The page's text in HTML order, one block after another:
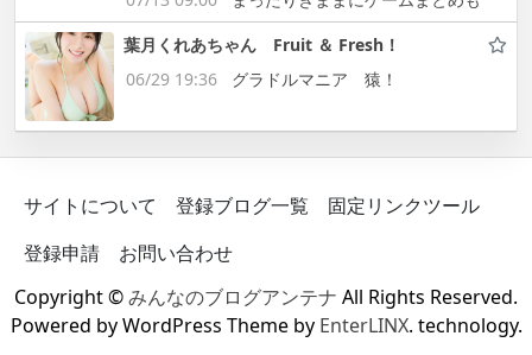
葉月くれあちゃん Fruit ＆ Fresh！
06/29 19:36
グラドルマニア 猿！
サイトについて 登録ブログ一覧
固定リンクツール
登録申請
お問い合わせ
Copyright ©みんなのブログアンテナ All Rights Reserved.
Powered by WordPress Theme by EnterLINX. technology.